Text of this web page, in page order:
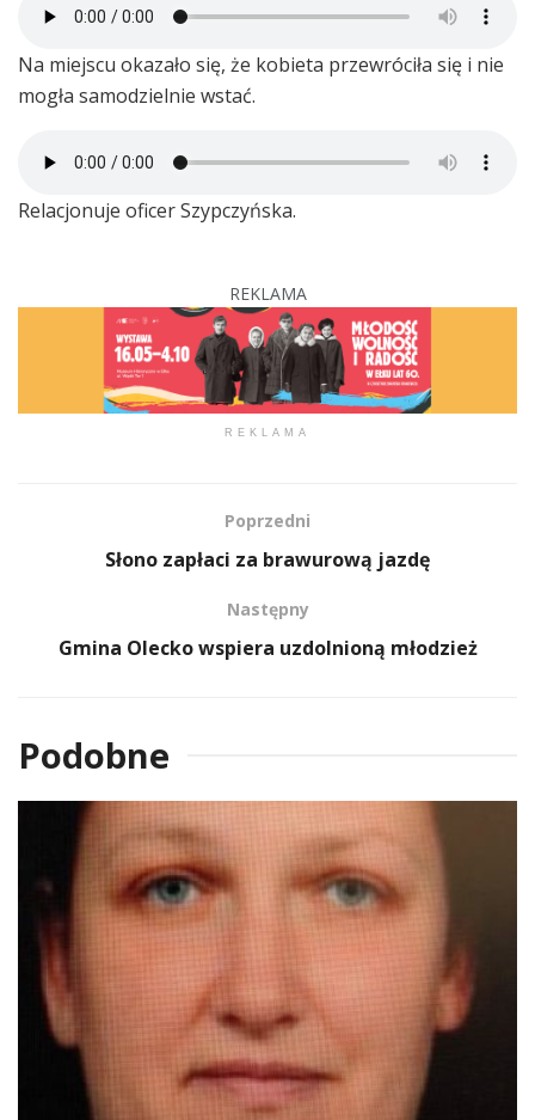
Na miejscu okazało się, że kobieta przewróciła się i nie
mogła samodzielnie wstać.
Relacjonuje oficer Szypczyńska.
REKLAMA
REKLAMA
Poprzedni
Słono zapłaci za brawurową jazdę
Następny
Gmina Olecko wspiera uzdolnioną młodzież
Podobne